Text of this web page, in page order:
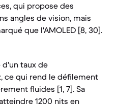
qui propose des
angles de vision, mais
que l'AMOLED [8, 30].
d'un taux de
ce qui rend le défilement
fluides [1, 7]. Sa
1200 nits en